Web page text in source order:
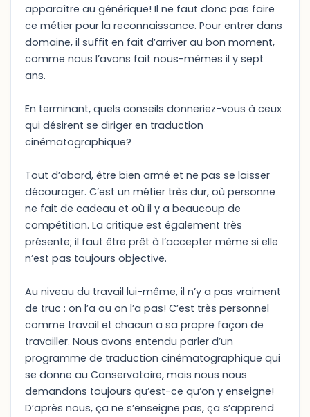
apparaître au générique! Il ne faut donc pas faire
ce métier pour la reconnaissance. Pour entrer dans
domaine, il suffit en fait d’arriver au bon moment,
comme nous l’avons fait nous-mêmes il y sept
ans.
En terminant, quels conseils donneriez-vous à ceux
qui désirent se diriger en traduction
cinématographique?
Tout d’abord, être bien armé et ne pas se laisser
décourager. C’est un métier très dur, où personne
ne fait de cadeau et où il y a beaucoup de
compétition. La critique est également très
présente; il faut être prêt à l’accepter même si elle
n’est pas toujours objective.
Au niveau du travail lui-même, il n’y a pas vraiment
de truc : on l’a ou on l’a pas! C’est très personnel
comme travail et chacun a sa propre façon de
travailler. Nous avons entendu parler d’un
programme de traduction cinématographique qui
se donne au Conservatoire, mais nous nous
demandons toujours qu’est-ce qu’on y enseigne!
D’après nous, ça ne s’enseigne pas, ça s’apprend